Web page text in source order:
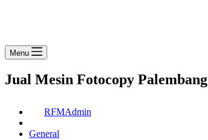
Menu
Jual Mesin Fotocopy Palembang
RFMAdmin
General